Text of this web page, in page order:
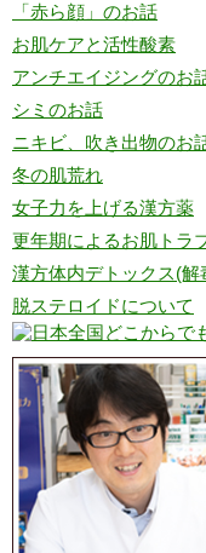
「赤ら顔」のお話
お肌ケアと活性酸素
アンチエイジングのお
シミのお話
ニキビ、吹き出物のお
冬の肌荒れ
女子力を上げる漢方薬
更年期によるお肌トラ
漢方体内デトックス(解
脱ステロイドについて